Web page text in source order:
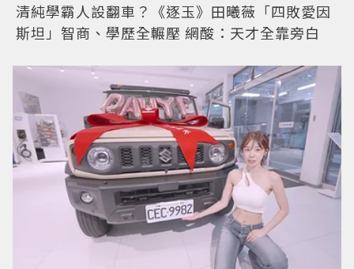
清純學霸人設翻車？《逐玉》田曦薇「四敗愛因
斯坦」智商、學歷全輾壓 網酸：天才全靠旁白